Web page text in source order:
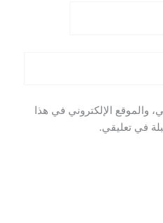
والموقع الإلكتروني في هذا
في تعليقي.